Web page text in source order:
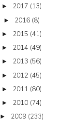
► 2017 (13)
► 2016 (8)
► 2015 (41)
► 2014 (49)
► 2013 (56)
► 2012 (45)
► 2011 (80)
► 2010 (74)
► 2009 (233)